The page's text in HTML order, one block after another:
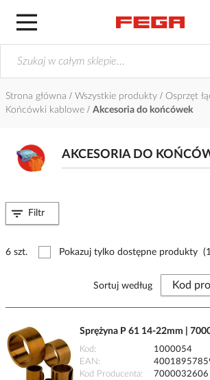
Strona główna Wszystkie produkty
Osprzęt
Końcówki kablowe
Akcesoria do końcówek
AKCESORIA DO
6 szt. Pokazuj tylko dostępne produkty
Sortuj według
Sprężyna P 61 14-22mm |
Kod
1000054
EAN
Kod Producenta
7000032606
Filtr